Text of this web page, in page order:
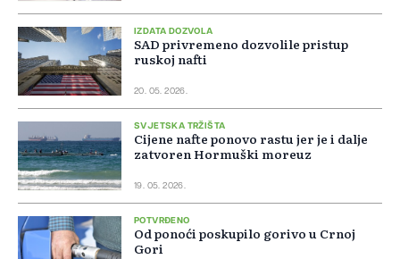
IZDATA DOZVOLA
SAD privremeno dozvolile pristup
ruskoj nafti
20. 05. 2026.
SVJETSKA TRŽIŠTA
Cijene nafte ponovo rastu jer je i dalje
zatvoren Hormuški moreuz
19. 05. 2026.
POTVRĐENO
Od ponoći poskupilo gorivo u Crnoj
Gori